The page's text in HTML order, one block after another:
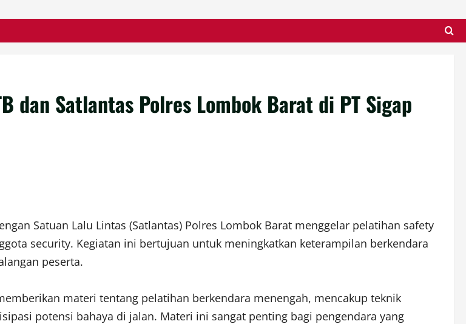
dan Satlantas Polres Lombok Barat di PT Sigap
Satuan Lalu Lintas (Satlantas) Polres Lombok Barat menggelar pelatihan safety
security. Kegiatan ini bertujuan untuk meningkatkan keterampilan berkendara
peserta.
materi tentang pelatihan berkendara menengah, mencakup teknik
potensi bahaya di jalan. Materi ini sangat penting bagi pengendara yang